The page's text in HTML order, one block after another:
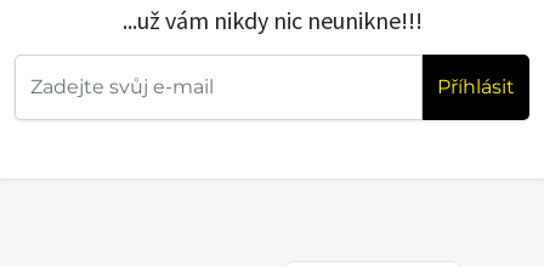
...už vám nikdy nic neunikne!!!
Příhlásit